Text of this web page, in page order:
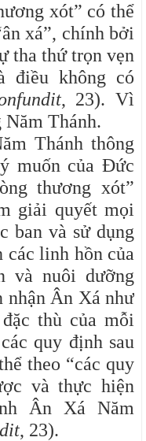
xót” có thể
xá”, chính bởi
tha thứ trọn vẹn
điều không có
, 23). Vì
Năm Thánh.
Thánh thông
muốn của Đức
thương xót”
giải quyết mọi
ban và sử dụng
các linh hồn của
và nuôi dưỡng
nhận Ân Xá như
thù của mỗi
quy định sau
theo “các quy
và thực hiện
Ân Xá Năm
, 23).